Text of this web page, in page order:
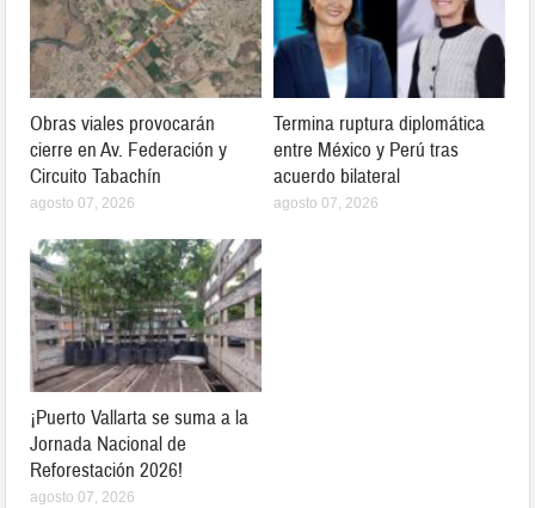
Obras viales provocarán
cierre en Av. Federación y
Circuito Tabachín
agosto 07, 2026
Termina ruptura diplomática
entre México y Perú tras
acuerdo bilateral
agosto 07, 2026
¡Puerto Vallarta se suma a la
Jornada Nacional de
Reforestación 2026!
agosto 07, 2026